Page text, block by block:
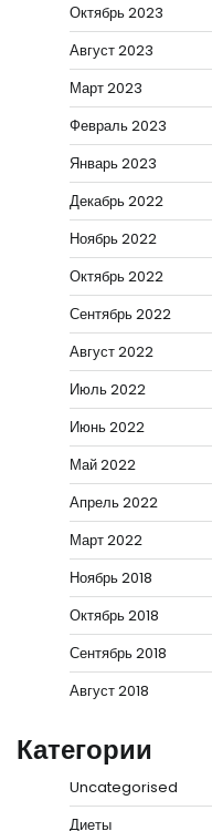
Октябрь 2023
Август 2023
Март 2023
Февраль 2023
Январь 2023
Декабрь 2022
Ноябрь 2022
Октябрь 2022
Сентябрь 2022
Август 2022
Июль 2022
Июнь 2022
Май 2022
Апрель 2022
Март 2022
Ноябрь 2018
Октябрь 2018
Сентябрь 2018
Август 2018
Категории
Uncategorised
Диеты